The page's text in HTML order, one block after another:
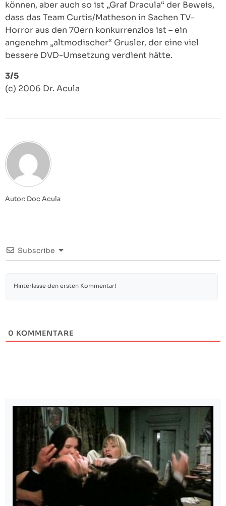
können, aber auch so ist „Graf Dracula“ der Beweis,
dass das Team Curtis/Matheson in Sachen TV-
Horror aus den 70ern konkurrenzlos ist – ein
angenehm „altmodischer“ Grusler, der eine viel
bessere DVD-Umsetzung verdient hätte.
3/5
(c) 2006 Dr. Acula
Autor: Doc Acula
Subscribe
0 KOMMENTARE